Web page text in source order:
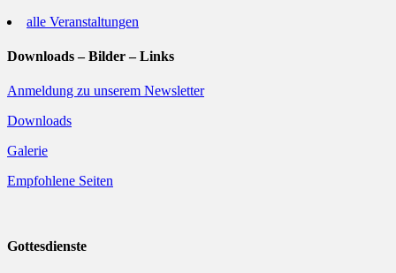
alle Veranstaltungen
Downloads – Bilder – Links
Anmeldung zu unserem Newsletter
Downloads
Galerie
Empfohlene Seiten
Gottesdienste